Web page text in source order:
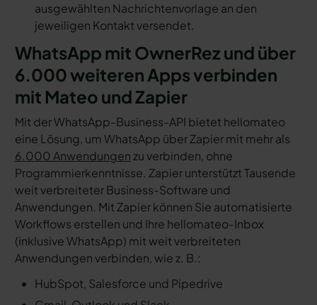
ausgewählten Nachrichtenvorlage an den
jeweiligen Kontakt versendet.
WhatsApp mit OwnerRez und über
6.000 weiteren Apps verbinden
mit Mateo und Zapier
Mit der WhatsApp-Business-API bietet hellomateo
eine Lösung, um WhatsApp über Zapier mit mehr als
6.000 Anwendungenzu verbinden, ohne
Programmierkenntnisse. Zapier unterstützt Tausende
weit verbreiteter Business-Software und
Anwendungen. Mit Zapier können Sie automatisierte
Workflows erstellen und Ihre hellomateo-Inbox
(inklusive WhatsApp) mit weit verbreiteten
Anwendungen verbinden, wie z. B.:
HubSpot, Salesforce und Pipedrive